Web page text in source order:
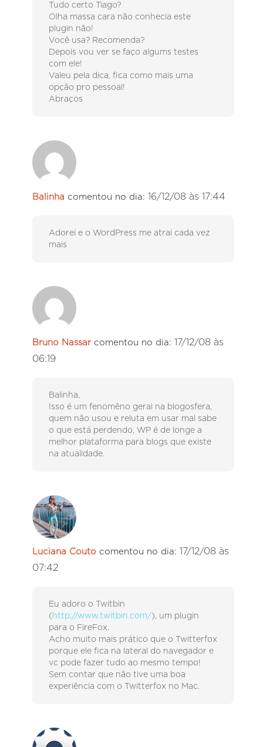
Tudo certo Tiago?
Olha massa cara não conhecia este
plugin não!
Você usa? Recomenda?
Depois vou ver se faço algums testes
com ele!
Valeu pela dica, fica como mais uma
opção pro pessoal!
Abraços
Balinha comentou no dia: 16/12/08 às 17:44
Adorei e o WordPress me atrai cada vez
mais
Bruno Nassar comentou no dia: 17/12/08 às
06:19
Balinha,
Isso é um fenomêno geral na blogosfera,
quem não usou e reluta em usar mal sabe
o que está perdendo, WP é de longe a
melhor plataforma para blogs que existe
na atualidade.
Luciana Couto comentou no dia: 17/12/08 às
07:42
Eu adoro o Twitbin
( http://www.twitbin.com/ ), um plugin
para o FireFox.
Acho muito mais prático que o Twitterfox
porque ele fica na lateral do navegador e
vc pode fazer tudo ao mesmo tempo!
Sem contar que não tive uma boa
experiência com o Twitterfox no Mac.